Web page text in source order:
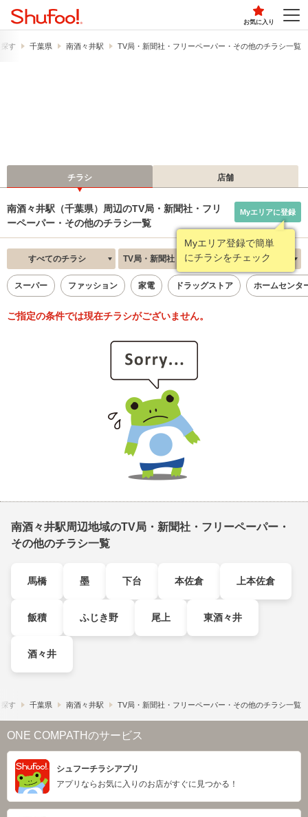
お気に入り
す 千葉県 南酒々井駅 TV局・新聞社・フリーペーパー・その他のチラシ一覧
チラシ 店舗
南酒々井駅（千葉県）周辺のTV局・新聞社・フリ
ーペーパー・その他のチラシ一覧
Myエリア登録で簡単
にチラシをチェック
Myエリアに登録
すべてのチラシ TV局・新聞社・フリーペーパー・その他 新着順
スーパー ファッション 家電 ドラッグストア ホームセンタ
ご指定の条件では現在チラシがございません。
南酒々井駅周辺地域のTV局・新聞社・フリーペーパー・
その他のチラシ一覧
馬橋 墨 下台 本佐倉 上本佐倉
飯積 ふじき野 尾上 東酒々井
酒々井
す 千葉県 南酒々井駅 TV局・新聞社・フリーペーパー・その他のチラシ一覧
ONE COMPATHのサービス
シュフーチラシアプリ
アプリならお気に入りのお店がすぐに見つかる！